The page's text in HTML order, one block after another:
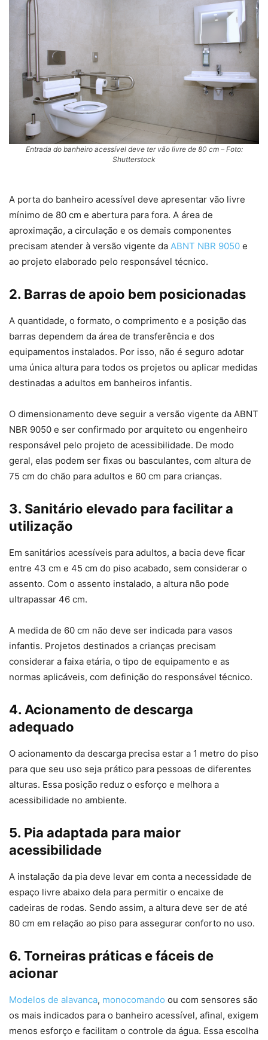
Entrada do banheiro acessível deve ter vão livre de 80 cm – Foto:
Shutterstock
A porta do banheiro acessível deve apresentar vão livre
mínimo de 80 cm e abertura para fora. A área de
aproximação, a circulação e os demais componentes
precisam atender à versão vigente da ABNT NBR 9050 e
ao projeto elaborado pelo responsável técnico.
2. Barras de apoio bem posicionadas
A quantidade, o formato, o comprimento e a posição das
barras dependem da área de transferência e dos
equipamentos instalados. Por isso, não é seguro adotar
uma única altura para todos os projetos ou aplicar medidas
destinadas a adultos em banheiros infantis.
O dimensionamento deve seguir a versão vigente da ABNT
NBR 9050 e ser confirmado por arquiteto ou engenheiro
responsável pelo projeto de acessibilidade. De modo
geral, elas podem ser fixas ou basculantes, com altura de
75 cm do chão para adultos e 60 cm para crianças.
3. Sanitário elevado para facilitar a
utilização
Em sanitários acessíveis para adultos, a bacia deve ficar
entre 43 cm e 45 cm do piso acabado, sem considerar o
assento. Com o assento instalado, a altura não pode
ultrapassar 46 cm.
A medida de 60 cm não deve ser indicada para vasos
infantis. Projetos destinados a crianças precisam
considerar a faixa etária, o tipo de equipamento e as
normas aplicáveis, com definição do responsável técnico.
4. Acionamento de descarga
adequado
O acionamento da descarga precisa estar a 1 metro do piso
para que seu uso seja prático para pessoas de diferentes
alturas. Essa posição reduz o esforço e melhora a
acessibilidade no ambiente.
5. Pia adaptada para maior
acessibilidade
A instalação da pia deve levar em conta a necessidade de
espaço livre abaixo dela para permitir o encaixe de
cadeiras de rodas. Sendo assim, a altura deve ser de até
80 cm em relação ao piso para assegurar conforto no uso.
6. Torneiras práticas e fáceis de
acionar
Modelos de alavanca, monocomando ou com sensores são
os mais indicados para o banheiro acessível, afinal, exigem
menos esforço e facilitam o controle da água. Essa escolha